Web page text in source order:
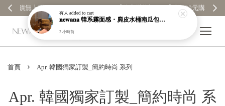
首頁 › Apr. 韓國獨家訂製_簡約時尚 系列
Apr. 韓國獨家訂製_簡約時尚 系
有人 added to cart
𝐧𝐞𝐰𝐚𝐧𝐚 韓系霧面感・麂皮水桶南瓜包｜通勤日常包｜高級皮革｜現貨＋預購【nk62】
2 小時前